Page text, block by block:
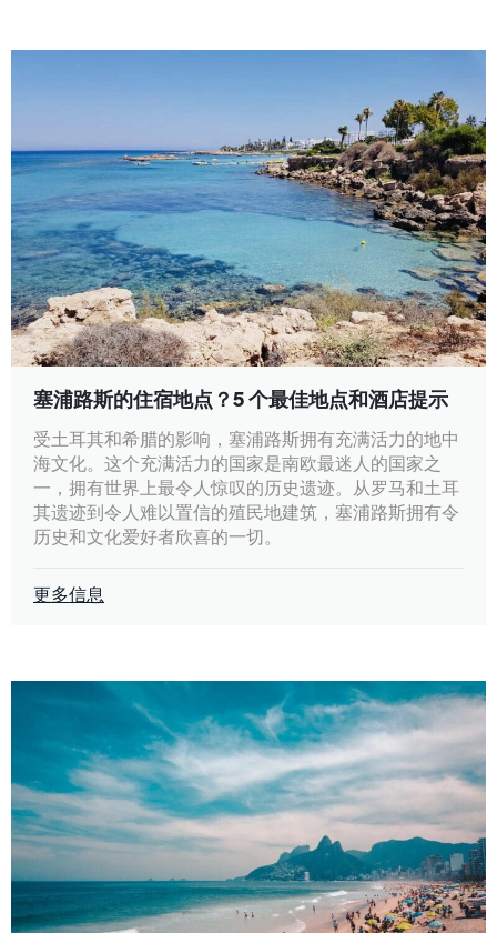
塞浦路斯的住宿地点？5 个最佳地点和酒店提示
受土耳其和希腊的影响，塞浦路斯拥有充满活力的地中
海文化。这个充满活力的国家是南欧最迷人的国家之
一，拥有世界上最令人惊叹的历史遗迹。从罗马和土耳
其遗迹到令人难以置信的殖民地建筑，塞浦路斯拥有令
历史和文化爱好者欣喜的一切。
更多信息